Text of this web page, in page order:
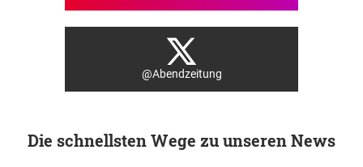
@Abendzeitung
Die schnellsten Wege zu unseren News